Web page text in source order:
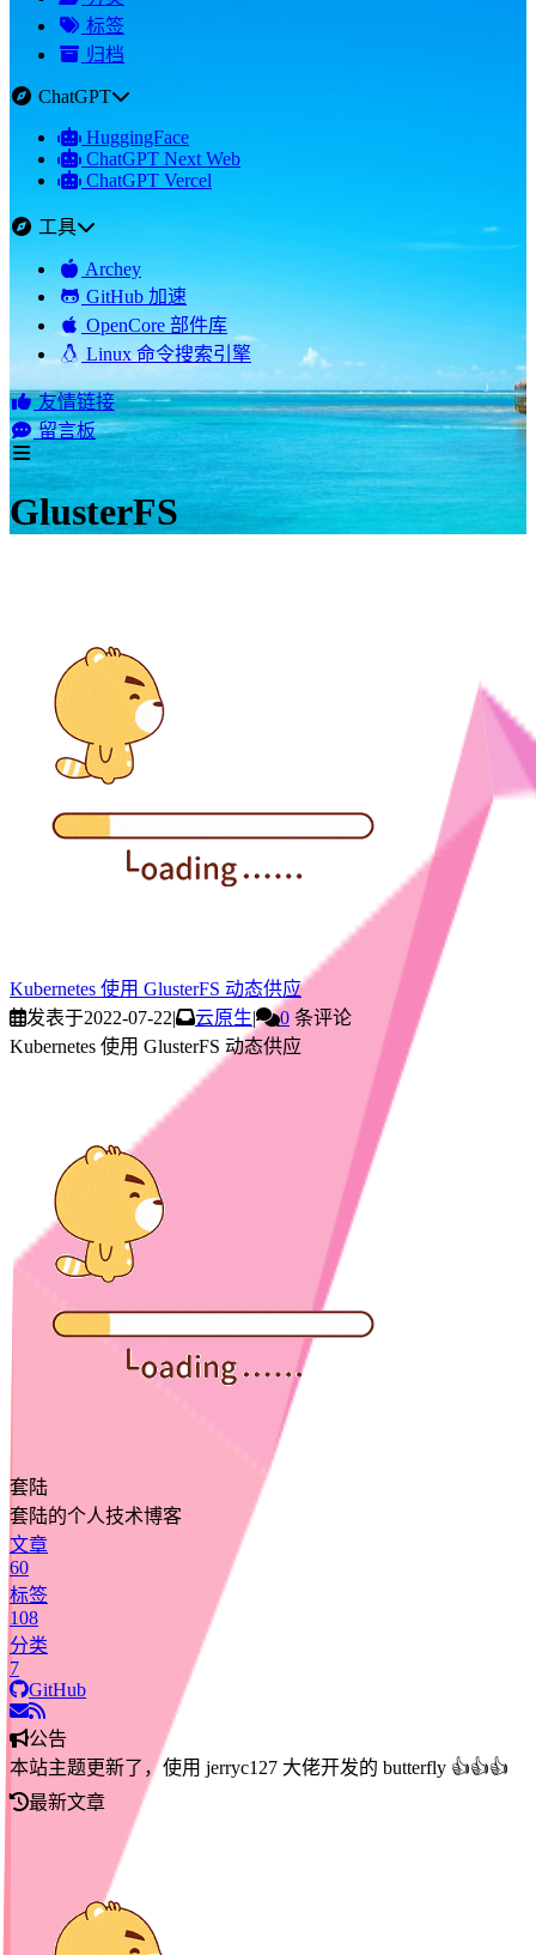
标签
归档
ChatGPT
HuggingFace
ChatGPT Next Web
ChatGPT Vercel
工具
Archey
GitHub 加速
OpenCore 部件库
Linux 命令搜索引擎
友情链接
留言板
GlusterFS
Kubernetes 使用 GlusterFS 动态供应
发表于2022-07-22| 云原生| 0 条评论
Kubernetes 使用 GlusterFS 动态供应
套陆
套陆的个人技术博客
文章
60
标签
108
分类
7
GitHub
公告
本站主题更新了，使用 jerryc127 大佬开发的 butterfly 👍👍👍
最新文章